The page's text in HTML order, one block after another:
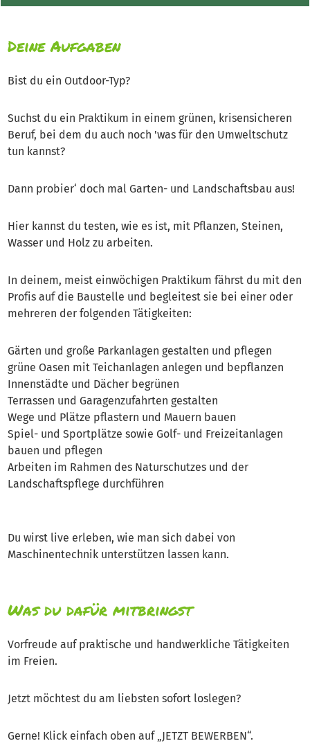
Deine Aufgaben
Bist du ein Outdoor-Typ?
Suchst du ein Praktikum in einem grünen, krisensicheren
Beruf, bei dem du auch noch 'was für den Umweltschutz
tun kannst?
Dann probier‘ doch mal Garten- und Landschaftsbau aus!
Hier kannst du testen, wie es ist, mit Pflanzen, Steinen,
Wasser und Holz zu arbeiten.
In deinem, meist einwöchigen Praktikum fährst du mit den
Profis auf die Baustelle und begleitest sie bei einer oder
mehreren der folgenden Tätigkeiten:
Gärten und große Parkanlagen gestalten und pflegen
grüne Oasen mit Teichanlagen anlegen und bepflanzen
Innenstädte und Dächer begrünen
Terrassen und Garagenzufahrten gestalten
Wege und Plätze pflastern und Mauern bauen
Spiel- und Sportplätze sowie Golf- und Freizeitanlagen
bauen und pflegen
Arbeiten im Rahmen des Naturschutzes und der
Landschaftspflege durchführen
Du wirst live erleben, wie man sich dabei von
Maschinentechnik unterstützen lassen kann.
Was du dafür mitbringst
Vorfreude auf praktische und handwerkliche Tätigkeiten
im Freien.
Jetzt möchtest du am liebsten sofort loslegen?
Gerne! Klick einfach oben auf „JETZT BEWERBEN“.